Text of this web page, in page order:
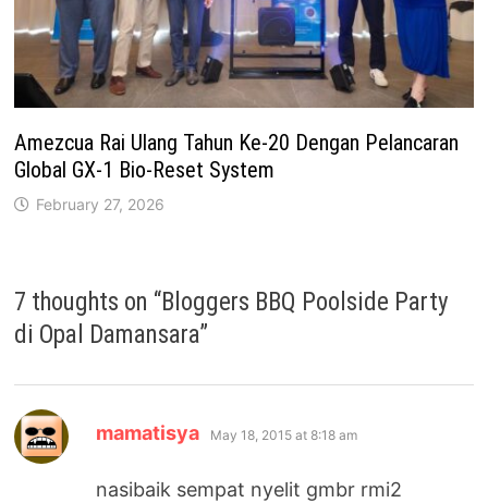
Amezcua Rai Ulang Tahun Ke-20 Dengan Pelancaran
Global GX-1 Bio-Reset System
February 27, 2026
7 thoughts on “Bloggers BBQ Poolside Party
di Opal Damansara”
mamatisya says:
May 18, 2015 at 8:18 am
nasibaik sempat nyelit gmbr rmi2